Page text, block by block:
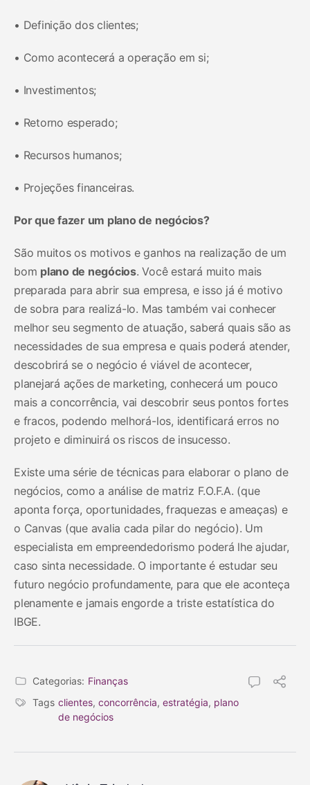
• Definição dos clientes;
• Como acontecerá a operação em si;
• Investimentos;
• Retorno esperado;
• Recursos humanos;
• Projeções financeiras.
Por que fazer um plano de negócios?
São muitos os motivos e ganhos na realização de um
bom plano de negócios. Você estará muito mais
preparada para abrir sua empresa, e isso já é motivo
de sobra para realizá-lo. Mas também vai conhecer
melhor seu segmento de atuação, saberá quais são as
necessidades de sua empresa e quais poderá atender,
descobrirá se o negócio é viável de acontecer,
planejará ações de marketing, conhecerá um pouco
mais a concorrência, vai descobrir seus pontos fortes
e fracos, podendo melhorá-los, identificará erros no
projeto e diminuirá os riscos de insucesso.
Existe uma série de técnicas para elaborar o plano de
negócios, como a análise de matriz F.O.F.A. (que
aponta força, oportunidades, fraquezas e ameaças) e
o Canvas (que avalia cada pilar do negócio). Um
especialista em empreendedorismo poderá lhe ajudar,
caso sinta necessidade. O importante é estudar seu
futuro negócio profundamente, para que ele aconteça
plenamente e jamais engorde a triste estatística do
IBGE.
Categorias: Finanças
Tags clientes, concorrência, estratégia, plano
de negócios